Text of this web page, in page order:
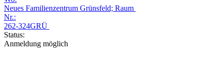
Neues Familienzentrum Grünsfeld; Raum
Nr.:
262-324GRÜ
Status:
Anmeldung möglich